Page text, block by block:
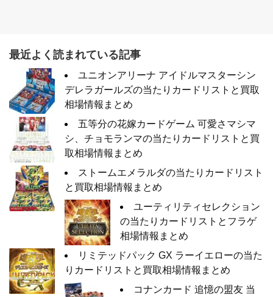
最近よく読まれている記事
ユニオンアリーナ アイドルマスターシン
デレラガールズの当たりカードリストと買取
相場情報まとめ
五等分の花嫁カードゲーム 可愛さマシマ
シ、チョモランマの当たりカードリストと買
取相場情報まとめ
ストームエメラルダの当たりカードリスト
と買取相場情報まとめ
ユーティリティセレクション
の当たりカードリストとフラゲ
相場情報まとめ
リミテッドパック GX ラーイエローの当た
りカードリストと買取相場情報まとめ
コナンカード 追憶の盟友 当